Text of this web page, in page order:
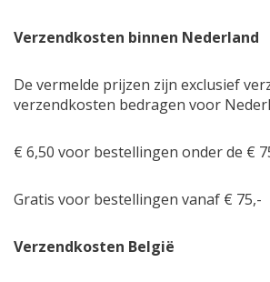
Verzendkosten binnen Nederland
De vermelde prijzen zijn exclusief
verzendkosten bedragen voor
€ 6,50 voor bestellingen onder de €
Gratis voor bestellingen vanaf € 75,-
Verzendkosten België